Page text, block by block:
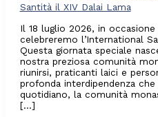
Santità il XIV Dalai Lama
Il 18 luglio 2026, in
celebreremo l’International
Questa giornata speciale
nostra preziosa comunità
riunirsi, praticanti laici e
profonda interdipendenza
quotidiano, la comunità
[…]